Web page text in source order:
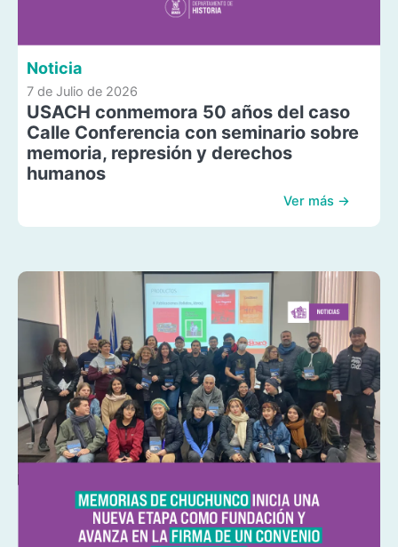
Noticia
7 de Julio de 2026
USACH conmemora 50 años del caso
Calle Conferencia con seminario sobre
memoria, represión y derechos
humanos
Ver más →